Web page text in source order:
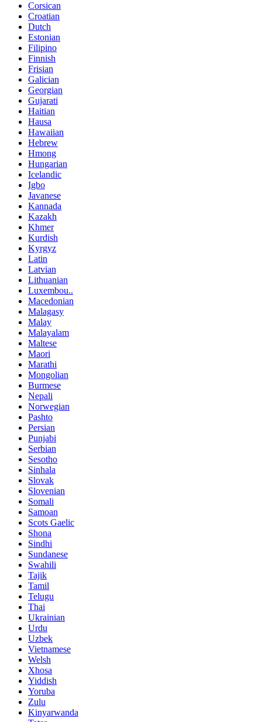
Corsican
Croatian
Dutch
Estonian
Filipino
Finnish
Frisian
Galician
Georgian
Gujarati
Haitian
Hausa
Hawaiian
Hebrew
Hmong
Hungarian
Icelandic
Igbo
Javanese
Kannada
Kazakh
Khmer
Kurdish
Kyrgyz
Latin
Latvian
Lithuanian
Luxembou..
Macedonian
Malagasy
Malay
Malayalam
Maltese
Maori
Marathi
Mongolian
Burmese
Nepali
Norwegian
Pashto
Persian
Punjabi
Serbian
Sesotho
Sinhala
Slovak
Slovenian
Somali
Samoan
Scots Gaelic
Shona
Sindhi
Sundanese
Swahili
Tajik
Tamil
Telugu
Thai
Ukrainian
Urdu
Uzbek
Vietnamese
Welsh
Xhosa
Yiddish
Yoruba
Zulu
Kinyarwanda